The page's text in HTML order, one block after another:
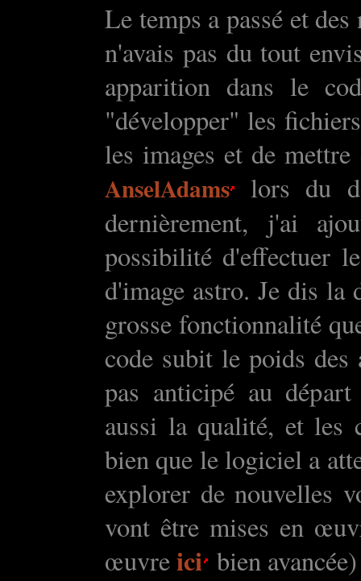
Le temps a passé et
n'avais pas du tout
apparition dans le
"développer" les
les images et de
AnselAdams
lors du
dernièrement, j'ai
possibilité d'effectuer
d'image astro. Je dis la
grosse fonctionnalité
code subit le poids
pas anticipé au
aussi la qualité, et les
bien que le logiciel a
explorer de nouvelles
vont être mises en
œuvreicibien